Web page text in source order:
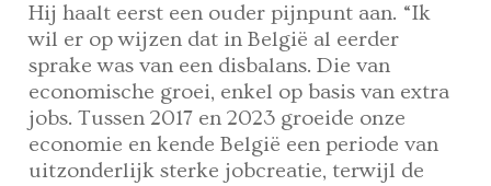
Hij haalt eerst een ouder pijnpunt aan. “Ik
wil er op wijzen dat in België al eerder
sprake was van een disbalans. Die van
economische groei, enkel op basis van extra
jobs. Tussen 2017 en 2023 groeide onze
economie en kende België een periode van
uitzonderlijk sterke jobcreatie, terwijl de